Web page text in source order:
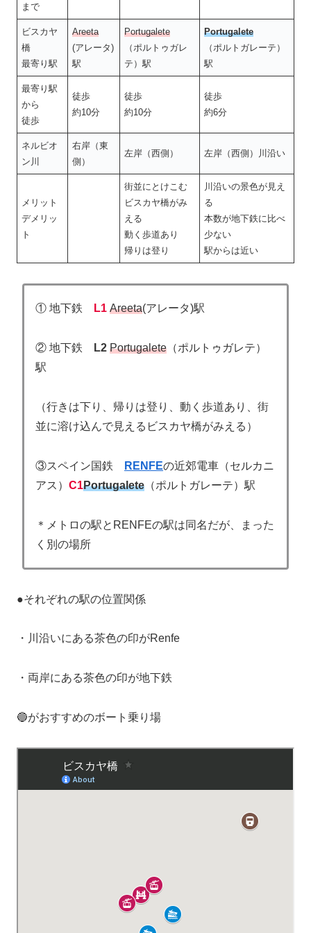
まで
ビスカヤ
橋
最寄り駅
Areeta
(アレータ)
駅
Portugalete
（ポルトゥガレ
テ）駅
Portugalete
（ポルトガレーテ）
駅
最寄り駅
から
徒歩
徒歩
約10分
徒歩
約10分
徒歩
約6分
ネルビオ
ン川
右岸（東
側）
左岸（西側） 左岸（西側）川沿い
メリット
デメリッ
ト
街並にとけこむ
ビスカヤ橋がみ
える
動く歩道あり
帰りは登り
川沿いの景色が見え
る
本数が地下鉄に比べ
少ない
駅からは近い
① 地下鉄 L1 Areeta(アレータ)駅
② 地下鉄 L2 Portugalete （ポルトゥガレテ）
駅
（行きは下り、帰りは登り、動く歩道あり、街
並に溶け込んで見えるビスカヤ橋がみえる）
③スペイン国鉄 RENFEの近郊電車（セルカニ
アス） C1Portugalete （ポルトガレーテ）駅
＊メトロの駅とRENFEの駅は同名だが、まった
く別の場所
●それぞれの駅の位置関係
・川沿いにある茶色の印がRenfe
・両岸にある茶色の印が地下鉄
🔵がおすすめのボート乗り場